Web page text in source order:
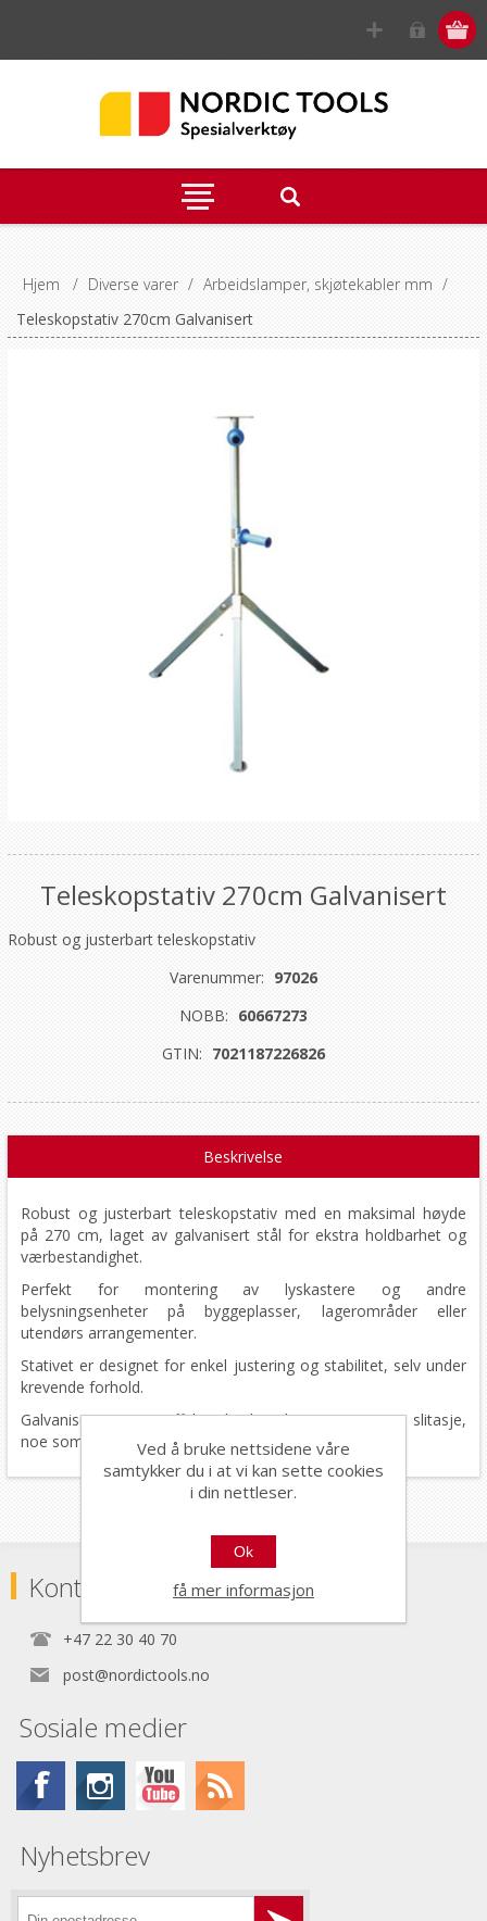
Hjem / Diverse varer / Arbeidslamper, skjøtekabler mm /
Teleskopstativ 270cm Galvanisert
Teleskopstativ 270cm Galvanisert
Robust og justerbart teleskopstativ
Varenummer: 97026
NOBB: 60667273
GTIN: 7021187226826
Beskrivelse
Robust og justerbart teleskopstativ med en maksimal høyde
på 270 cm, laget av galvanisert stål for ekstra holdbarhet og
værbestandighet.
Perfekt for montering av lyskastere og andre
belysningsenheter på byggeplasser, lagerområder eller
utendørs arrangementer.
Stativet er designet for enkel justering og stabilitet, selv under
krevende forhold.
Galvaniseringen gir effektiv beskyttelse mot rust og slitasje,
noe som sikrer lang levetid og pålitelig ytelse.
Kontaktinformasjon
+47 22 30 40 70
post@nordictools.no
Sosiale medier
Nyhetsbrev
Ved å bruke nettsidene våre
samtykker du i at vi kan sette cookies
i din nettleser.
Ok
få mer informasjon